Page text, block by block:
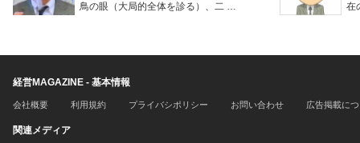
鳥の眼（大局的全体を診る）、二 …
在
経営MAGAZINE - 基本情報
会社概要 利用規約 プライバシポリシー お問い合わせ 広告掲載に
関連メディア